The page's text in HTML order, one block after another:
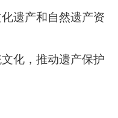
遗产和自然遗产资
化，推动遗产保护